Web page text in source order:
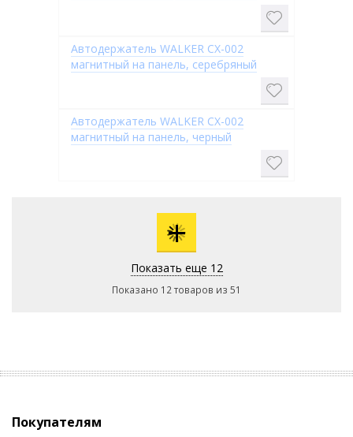
Автодержатель WALKER CX-002
магнитный на панель, серебряный
Автодержатель WALKER CX-002
магнитный на панель, черный
+
Показать еще 12
Показано 12 товаров из 51
Покупателям